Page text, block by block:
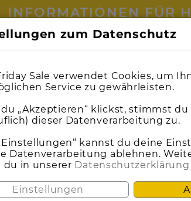
INFORMATIONEN FÜR
0
0
1
1 0
0
1
1 9
9
0
0 9
9
0
0 9
9
0
0 9
9
0
0 0
0
1
1
SEI DABEI
zum Datenschutz
Sale verwendet Cookies, um
Service zu gewährleisten.
„Akzeptieren“ klickst, stimmst du
dieser Datenverarbeitung zu.
kannst du deine
Datenverarbeitung ablehnen.
du in unserer Datenschutzerklärung
Einstellungen